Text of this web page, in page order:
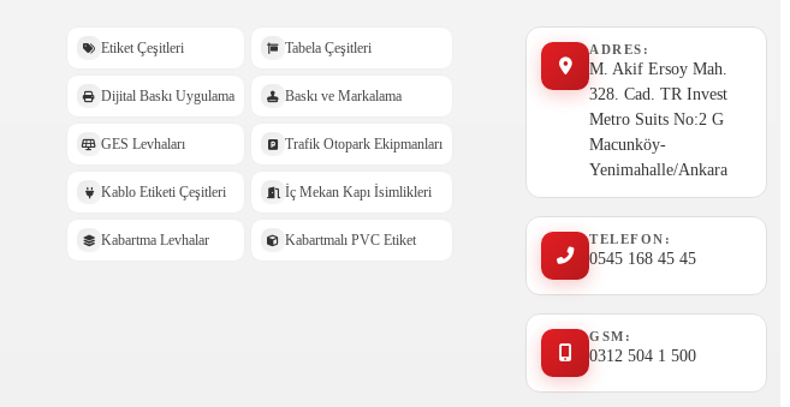
Etiket Çeşitleri Tabela Çeşitleri
Dijital Baskı Uygulama Baskı ve Markalama
GES Levhaları Trafik Otopark Ekipmanları
Kablo Etiketi Çeşitleri İç Mekan Kapı İsimlikleri
Kabartma Levhalar Kabartmalı PVC Etiket
ADRES:
M. Akif Ersoy Mah.
328. Cad. TR Invest
Metro Suits No:2 G
Macunköy-
Yenimahalle/Ankara
TELEFON:
0545 168 45 45
GSM:
0312 504 1 500